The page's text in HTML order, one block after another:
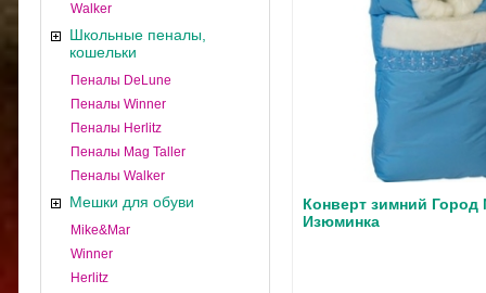
Walker
Школьные пеналы,
кошельки
Пеналы DeLune
Пеналы Winner
Пеналы Herlitz
Пеналы Mag Taller
Пеналы Walker
Мешки для обуви
Mike&Mar
Winner
Herlitz
Конверт зимний Город
Изюминка